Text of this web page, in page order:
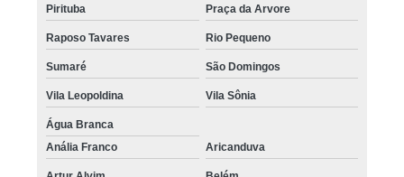
Pirituba Praça da Arvore
Raposo Tavares Rio Pequeno
Sumaré São Domingos
Vila Leopoldina Vila Sônia
Água Branca
Anália Franco
Aricanduva